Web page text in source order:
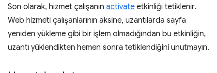
Son olarak, hizmet çalışanın activate etkinliği tetiklenir.
Web hizmeti çalışanlarının aksine, uzantılarda sayfa
yeniden yükleme gibi bir işlem olmadığından bu etkinliğin,
uzantı yüklendikten hemen sonra tetiklendiğini unutmayın.